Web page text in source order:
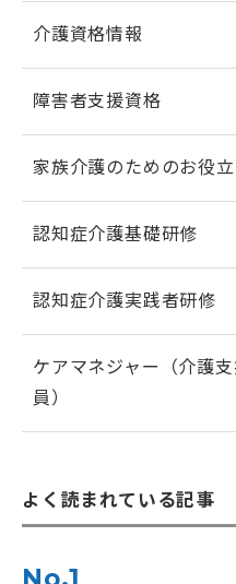
介護資格情報
障害者支援資格
家族介護のためのお役
認知症介護基礎研修
認知症介護実践者研修
ケアマネジャー（介護
員）
よく読まれている記事
No.1